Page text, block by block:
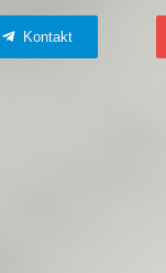
Kontakt